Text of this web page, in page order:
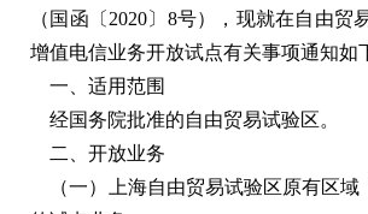
（国函〔2020〕8号），现就在自由贸
增值电信业务开放试点有关事项通知如
一、适用范围
经国务院批准的自由贸易试验区。
二、开放业务
（一）上海自由贸易试验区原有区域